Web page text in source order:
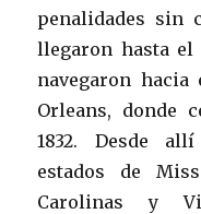
penalidades sin
llegaron hasta
navegaron
Orleans, donde
1832. Desde
estados de
Carolinas y